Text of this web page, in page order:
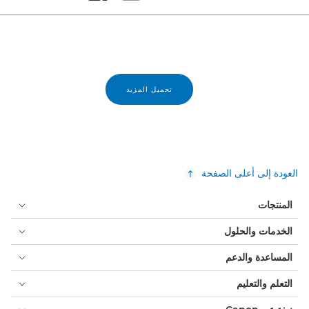
تحميل المزيد
العودة إلى أعلى الصفحة
المنتجات
الخدمات والحلول
المساعدة والدعم
التعلم والتعليم